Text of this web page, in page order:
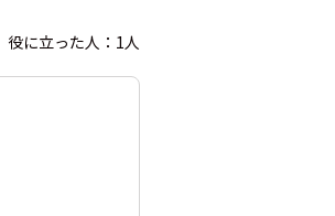
に立った人：1人